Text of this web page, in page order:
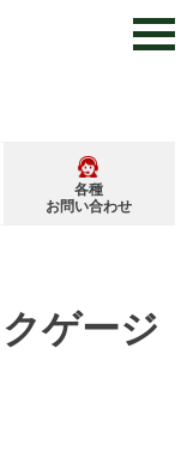
各種
お問い合わせ
ゲージ